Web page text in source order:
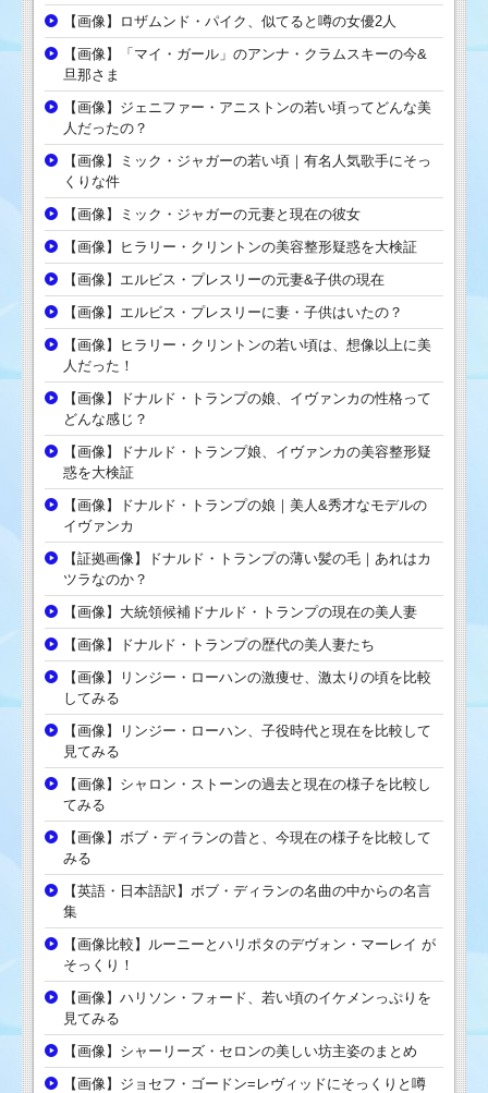
【画像】ロザムンド・パイク、似てると噂の女優2人
【画像】「マイ・ガール」のアンナ・クラムスキーの今&
旦那さま
【画像】ジェニファー・アニストンの若い頃ってどんな美
人だったの？
【画像】ミック・ジャガーの若い頃｜有名人気歌手にそっ
くりな件
【画像】ミック・ジャガーの元妻と現在の彼女
【画像】ヒラリー・クリントンの美容整形疑惑を大検証
【画像】エルビス・プレスリーの元妻&子供の現在
【画像】エルビス・プレスリーに妻・子供はいたの？
【画像】ヒラリー・クリントンの若い頃は、想像以上に美
人だった！
【画像】ドナルド・トランプの娘、イヴァンカの性格って
どんな感じ？
【画像】ドナルド・トランプ娘、イヴァンカの美容整形疑
惑を大検証
【画像】ドナルド・トランプの娘｜美人&秀才なモデルの
イヴァンカ
【証拠画像】ドナルド・トランプの薄い髪の毛｜あれはカ
ツラなのか？
【画像】大統領候補ドナルド・トランプの現在の美人妻
【画像】ドナルド・トランプの歴代の美人妻たち
【画像】リンジー・ローハンの激痩せ、激太りの頃を比較
してみる
【画像】リンジー・ローハン、子役時代と現在を比較して
見てみる
【画像】シャロン・ストーンの過去と現在の様子を比較し
てみる
【画像】ボブ・ディランの昔と、今現在の様子を比較して
みる
【英語・日本語訳】ボブ・ディランの名曲の中からの名言
集
【画像比較】ルーニーとハリポタのデヴォン・マーレイ が
そっくり！
【画像】ハリソン・フォード、若い頃のイケメンっぷりを
見てみる
【画像】シャーリーズ・セロンの美しい坊主姿のまとめ
【画像】ジョセフ・ゴードン=レヴィッドにそっくりと噂